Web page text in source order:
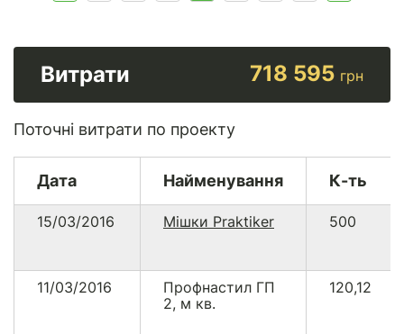
Витрати 718 595 грн
Поточні витрати по проекту
Дата Найменування К-ть
15/03/2016 Мішки Praktiker 500
11/03/2016
Профнастил ГП
2, м кв.
120,12